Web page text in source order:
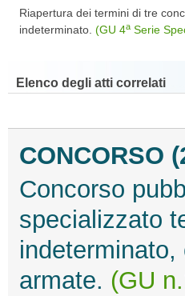
Riapertura dei termini di tre
indeterminato. (GU 4a Serie
Elenco degli atti correlati
CONCORSO
Concorso
specializzato
armate. (GU